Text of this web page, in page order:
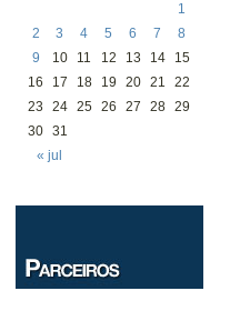
« jul
1
2
3 4 5 6 7
8
9
10 11 12 13 14
15
16
17 18 19 20 21
22
23
24 25 26 27 28 29
30 31